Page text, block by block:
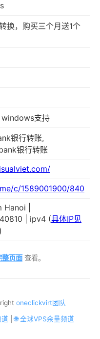
换，购买三个月送1个
windows支持
银行转账,
银行转账
c/1589001900/840
|
| ipv4 (具体IP见
)
整页面查看。
oneclickvirt团队
|🌐 全球VPS余量频道